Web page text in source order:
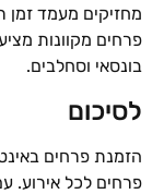
מחזיקים מעמד זמן
פרחים מקוונות
בונסאי וסחלבים.
לסיכום
הזמנת פרחים
פרחים לכל אירוע.